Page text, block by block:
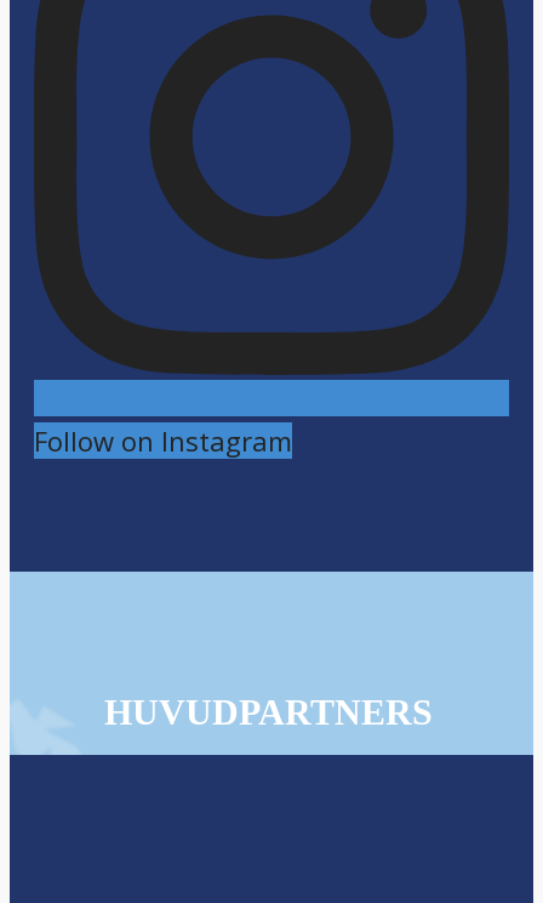
SEGEEER!!! Vi vinner finalen i
distriktsmästerska
Elvan som startar i finalen!
Load More